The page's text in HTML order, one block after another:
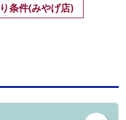
条件(みやげ店)